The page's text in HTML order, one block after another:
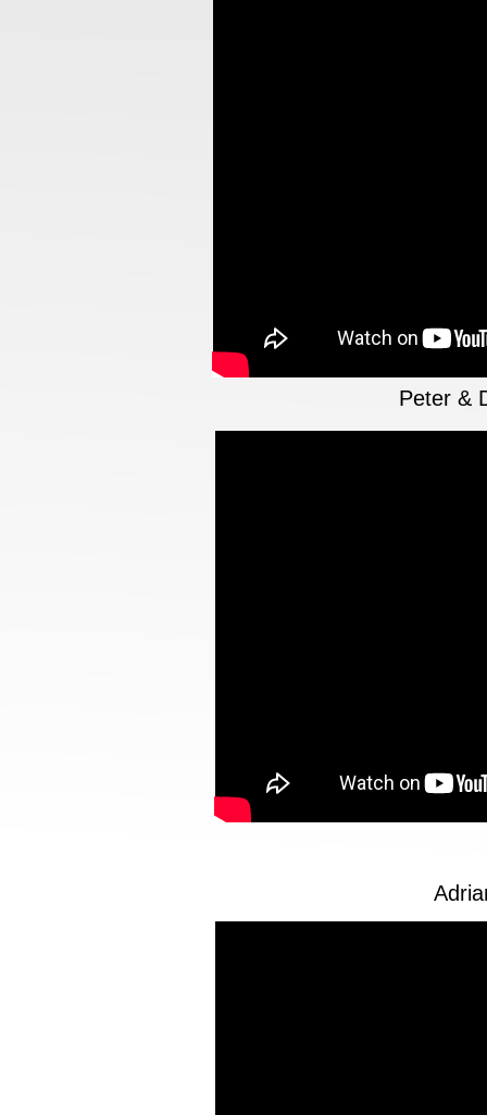
Peter &